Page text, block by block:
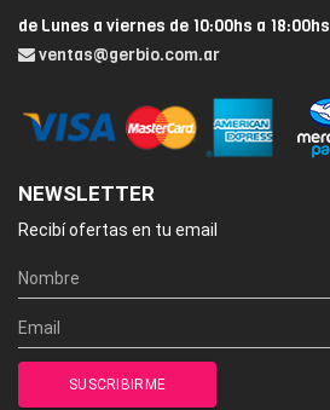
de Lunes a viernes de 10:00hs a 18:00hs
ventas@gerbio.com.ar
NEWSLETTER
Recibí ofertas en tu email